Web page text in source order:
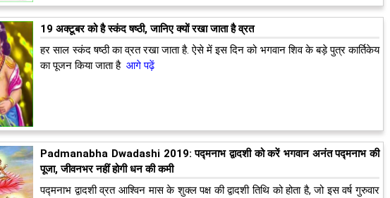
19 अक्टूबर को है स्कंद षष्ठी, जानिए क्यों रखा जाता है व्रत
हर साल स्कंद षष्ठी का व्रत रखा जाता है. ऐसे में इस दिन को भगवान शिव के बड़े पुत्र कार्तिकेय
का पूजन किया जाता हैआगे पढ़ें
Padmanabha Dwadashi 2019: पद्मनाभ द्वादशी को करें भगवान अनंत पद्मनाभ की
पूजा, जीवनभर नहीं होगी धन की कमी
पद्मनाभ द्वादशी व्रत आश्विन मास के शुक्ल पक्ष की द्वादशी तिथि को होता है, जो इस वर्ष गुरुवार